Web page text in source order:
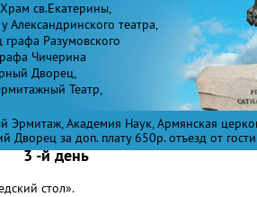
св.Екатерины,
Александринского театра,
Разумовского
Чичерина
Дворец,
Театр,
Эрмитаж, Академия Наук, Армянская
Дворец за доп. плату 650р. отъезд от
3 -й день
стол».